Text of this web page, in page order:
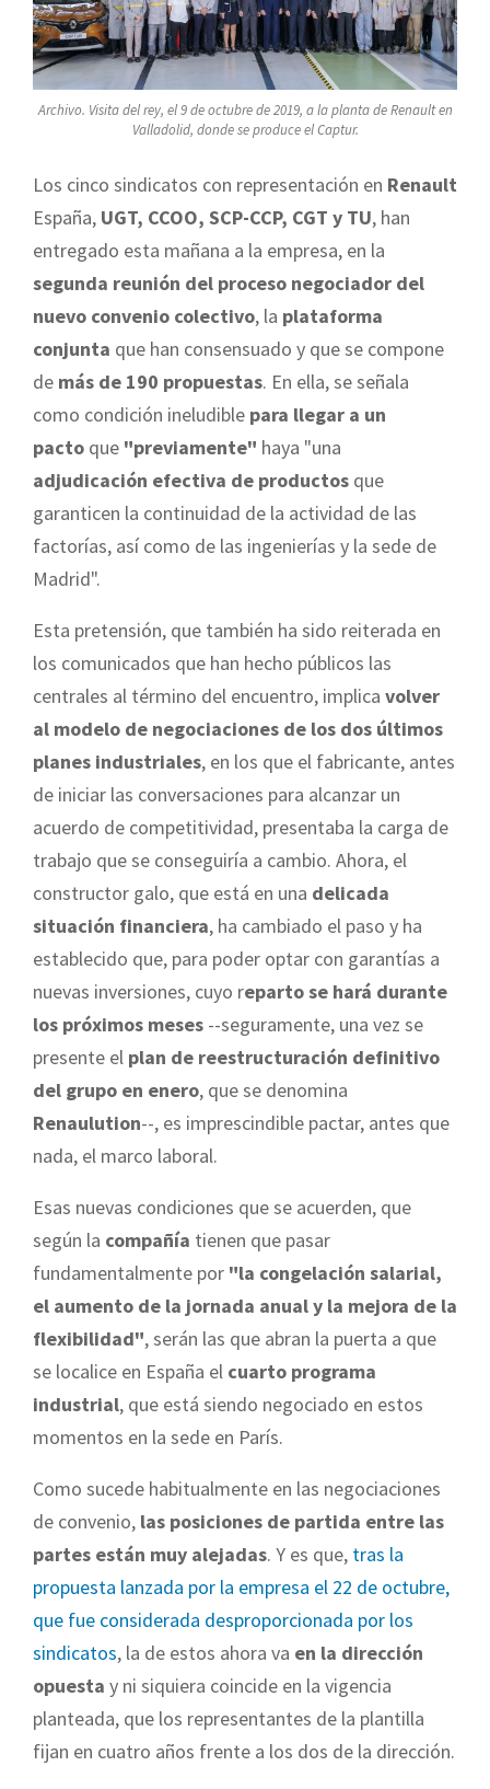
Archivo. Visita del rey, el 9 de octubre de 2019, a la planta de Renault en
Valladolid, donde se produce el Captur.
Los cinco sindicatos con representación en Renault
España, UGT, CCOO, SCP-CCP, CGT y TU, han
entregado esta mañana a la empresa, en la
segunda reunión del proceso negociador del
nuevo convenio colectivo, la plataforma
conjunta que han consensuado y que se compone
de más de 190 propuestas. En ella, se señala
como condición ineludible para llegar a un
pacto que "previamente" haya "una
adjudicación efectiva de productos que
garanticen la continuidad de la actividad de las
factorías, así como de las ingenierías y la sede de
Madrid".
Esta pretensión, que también ha sido reiterada en
los comunicados que han hecho públicos las
centrales al término del encuentro, implica volver
al modelo de negociaciones de los dos últimos
planes industriales, en los que el fabricante, antes
de iniciar las conversaciones para alcanzar un
acuerdo de competitividad, presentaba la carga de
trabajo que se conseguiría a cambio. Ahora, el
constructor galo, que está en una delicada
situación financiera, ha cambiado el paso y ha
establecido que, para poder optar con garantías a
nuevas inversiones, cuyo reparto se hará durante
los próximos meses --seguramente, una vez se
presente el plan de reestructuración definitivo
del grupo en enero, que se denomina
Renaulution--, es imprescindible pactar, antes que
nada, el marco laboral.
Esas nuevas condiciones que se acuerden, que
según la compañía tienen que pasar
fundamentalmente por "la congelación salarial,
el aumento de la jornada anual y la mejora de la
flexibilidad", serán las que abran la puerta a que
se localice en España el cuarto programa
industrial, que está siendo negociado en estos
momentos en la sede en París.
Como sucede habitualmente en las negociaciones
de convenio, las posiciones de partida entre las
partes están muy alejadas. Y es que, tras la
propuesta lanzada por la empresa el 22 de octubre,
que fue considerada desproporcionada por los
sindicatos, la de estos ahora va en la dirección
opuesta y ni siquiera coincide en la vigencia
planteada, que los representantes de la plantilla
fijan en cuatro años frente a los dos de la dirección.